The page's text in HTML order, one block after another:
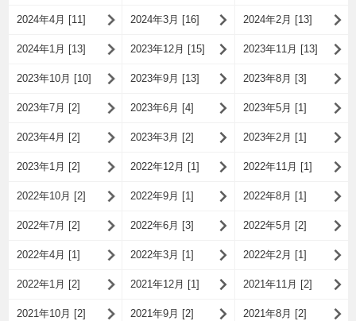
2024年4月 [11] 2024年3月 [16] 2024年2月 [13]
2024年1月 [13] 2023年12月 [15] 2023年11月 [13]
2023年10月 [10] 2023年9月 [13] 2023年8月 [3]
2023年7月 [2] 2023年6月 [4] 2023年5月 [1]
2023年4月 [2] 2023年3月 [2] 2023年2月 [1]
2023年1月 [2] 2022年12月 [1] 2022年11月 [1]
2022年10月 [2] 2022年9月 [1] 2022年8月 [1]
2022年7月 [2] 2022年6月 [3] 2022年5月 [2]
2022年4月 [1] 2022年3月 [1] 2022年2月 [1]
2022年1月 [2] 2021年12月 [1] 2021年11月 [2]
2021年10月 [2] 2021年9月 [2] 2021年8月 [2]